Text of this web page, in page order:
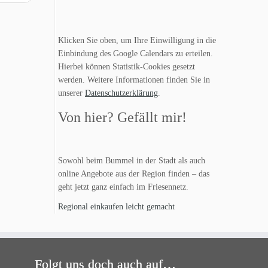
Klicken Sie oben, um Ihre Einwilligung in die
Einbindung des Google Calendars zu erteilen.
Hierbei können Statistik-Cookies gesetzt
werden. Weitere Informationen finden Sie in
unserer Datenschutzerklärung.
Von hier? Gefällt mir!
Sowohl beim Bummel in der Stadt als auch
online Angebote aus der Region finden – das
geht jetzt ganz einfach im Friesennetz.
Regional einkaufen leicht gemacht
Folgt uns doch auch auf…